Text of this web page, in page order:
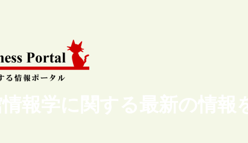
報学に関する最新の情